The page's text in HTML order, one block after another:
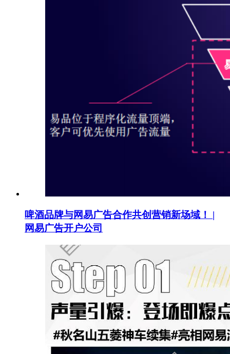
啤酒品牌与网易广告合作共创营销新场域！ |
网易广告开户公司